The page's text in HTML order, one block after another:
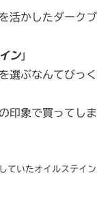
活かしたダークブ
ン」
選ぶなんてびっく
印象で買ってしま
ていたオイルステイン